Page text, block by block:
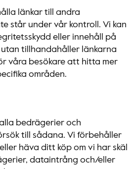
länkar till andra
står under vår kontroll. Vi kan
eller innehåll på
tillhandahåller länkarna
våra besökare att hitta mer
områden.
alla bedrägerier och
till sådana. Vi förbehåller
häva ditt köp om vi har skäl
dataintrång och/eller